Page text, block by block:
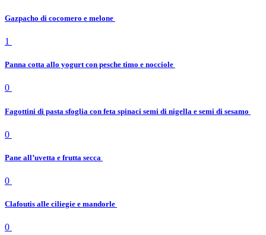
Gazpacho di cocomero e melone
1
Panna cotta allo yogurt con pesche timo e nocciole
0
Fagottini di pasta sfoglia con feta spinaci semi di nigella e semi di sesamo
0
Pane all’uvetta e frutta secca
0
Clafoutis alle ciliegie e mandorle
0